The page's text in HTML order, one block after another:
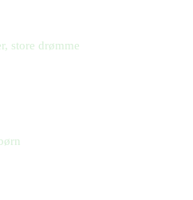
store drømme